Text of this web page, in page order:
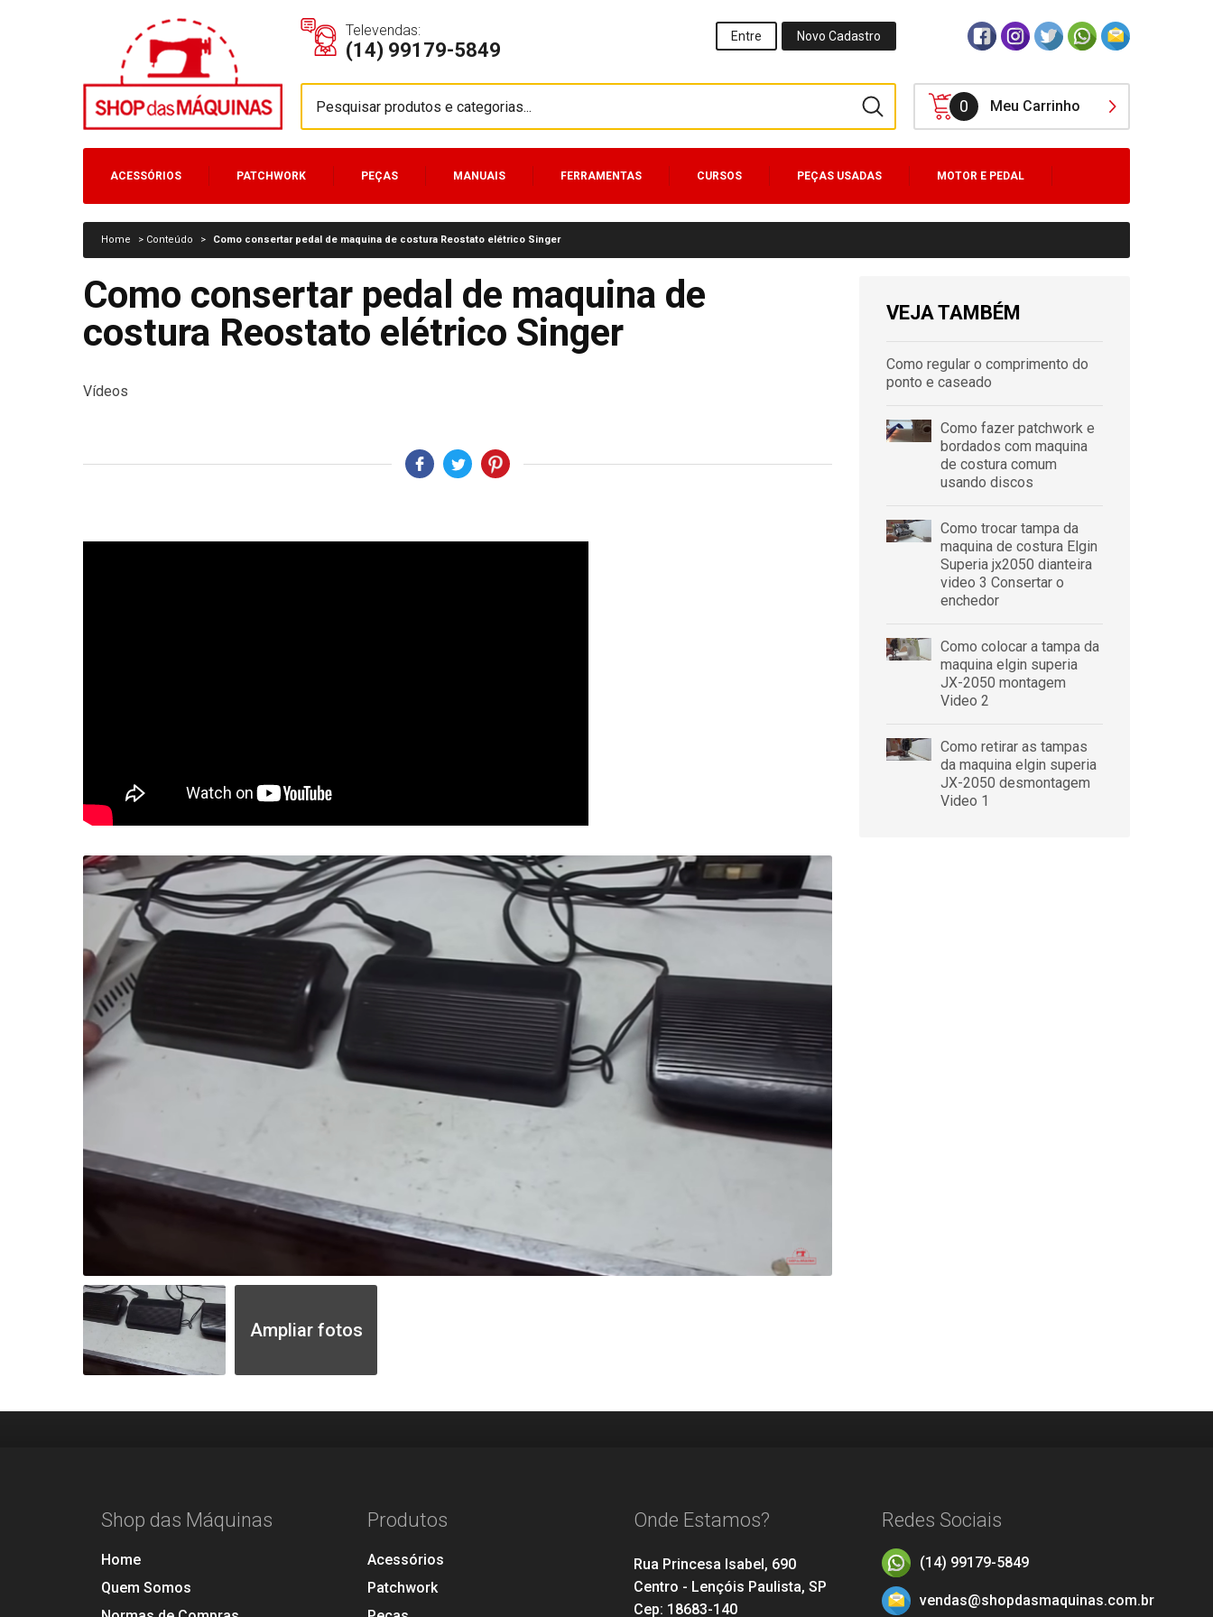
Televendas:
(14) 99179-5849
Entre Novo Cadastro
0 Meu Carrinho
ACESSÓRIOS PATCHWORK PEÇAS MANUAIS FERRAMENTAS CURSOS PEÇAS USADAS MOTOR E PEDAL
Home > Conteúdo > Como consertar pedal de maquina de costura Reostato elétrico Singer
Como consertar pedal de maquina de
costura Reostato elétrico Singer
Vídeos
Ampliar fotos
VEJA TAMBÉM
Como regular o comprimento do
ponto e caseado
Como fazer patchwork e
bordados com maquina
de costura comum
usando discos
Como trocar tampa da
maquina de costura Elgin
Superia jx2050 dianteira
video 3 Consertar o
enchedor
Como colocar a tampa da
maquina elgin superia
JX-2050 montagem
Video 2
Como retirar as tampas
da maquina elgin superia
JX-2050 desmontagem
Video 1
Shop das Máquinas
Home
Quem Somos
Produtos
Acessórios
Patchwork
Onde Estamos?
Rua Princesa Isabel, 690
Centro - Lençóis Paulista, SP
Cep: 18683-140
Redes Sociais
(14) 99179-5849
vendas@shopdasmaquinas.com.br